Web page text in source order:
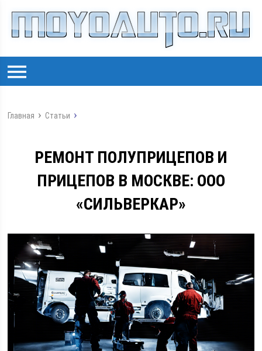
Главная Статьи
РЕМОНТ ПОЛУПРИЦЕПОВ И
ПРИЦЕПОВ В МОСКВЕ: ООО
«СИЛЬВЕРКАР»